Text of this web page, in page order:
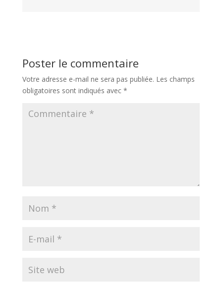
Poster le commentaire
Votre adresse e-mail ne sera pas publiée. Les champs
obligatoires sont indiqués avec *